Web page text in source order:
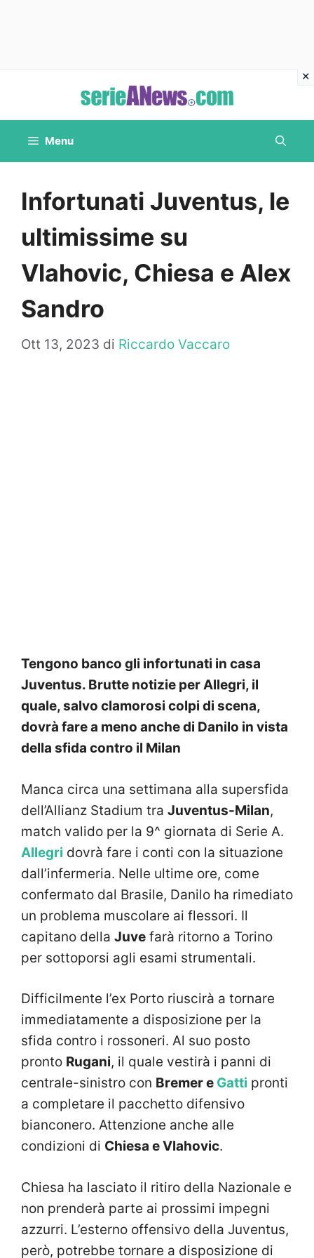
contenuto
Menu
Infortunati Juventus, le
ultimissime su
Vlahovic, Chiesa e Alex
Sandro
Ott 13, 2023 di Riccardo Vaccaro
Tengono banco gli infortunati in casa
Juventus. Brutte notizie per Allegri, il
quale, salvo clamorosi colpi di scena,
dovrà fare a meno anche di Danilo in vista
della sfida contro il Milan
Manca circa una settimana alla supersfida
dell’Allianz Stadium tra Juventus-Milan,
match valido per la 9^ giornata di Serie A.
Allegri dovrà fare i conti con la situazione
dall’infermeria. Nelle ultime ore, come
confermato dal Brasile, Danilo ha rimediato
un problema muscolare ai flessori. Il
capitano della Juve farà ritorno a Torino
per sottoporsi agli esami strumentali.
Difficilmente l’ex Porto riuscirà a tornare
immediatamente a disposizione per la
sfida contro i rossoneri. Al suo posto
pronto Rugani, il quale vestirà i panni di
centrale-sinistro con Bremer e Gatti pronti
a completare il pacchetto difensivo
bianconero. Attenzione anche alle
condizioni di Chiesa e Vlahovic.
Chiesa ha lasciato il ritiro della Nazionale e
non prenderà parte ai prossimi impegni
azzurri. L’esterno offensivo della Juventus,
però, potrebbe tornare a disposizione di